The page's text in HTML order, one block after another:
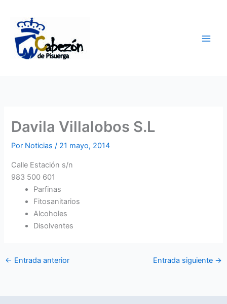
contenido
Davila Villalobos S.L
Por Noticias/ 21 mayo, 2014
Calle Estación s/n
983 500 601
Parfinas
Fitosanitarios
Alcoholes
Disolventes
← Entrada anterior Entrada siguiente →